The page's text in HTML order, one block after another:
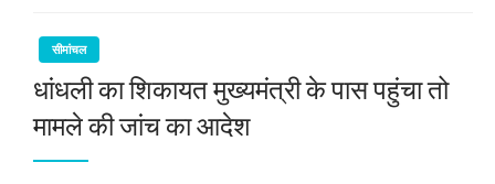
सीमांचल
धांधली का शिकायत मुख्यमंत्री के पास पहुंचा तो
मामले की जांच का आदेश